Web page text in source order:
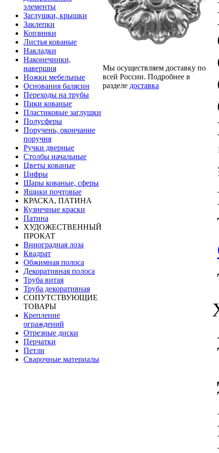
элементы
Заглушки, крышки
Заклепки
Корзинки
Листья кованые
Накладки
Наконечники,
навершия
Ножки мебельные
Основания балясин
Переходы на трубы
Пики кованые
Пластиковые заглушки
Полусферы
Поручень, окончание
поручня
Ручки дверные
Столбы начальные
Цветы кованые
Цифры
Шары кованые, сферы
Ящики почтовые
КРАСКА, ПАТИНА
Кузнечные краски
Патина
ХУДОЖЕСТВЕННЫЙ
ПРОКАТ
Виноградная лоза
Квадрат
Обжимная полоса
Декоративная полоса
Труба витая
Труба декоративная
СОПУТСТВУЮЩИЕ
ТОВАРЫ
Крепление
ограждений
Отрезные диски
Перчатки
Петли
Сварочные материалы
Мы осуществляем доставку по
всей России. Подробнее в
разделе доставка